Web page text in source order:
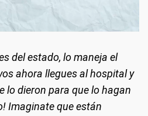
del estado, lo maneja el
ahora llegues al hospital y
lo dieron para que lo hagan
Imaginate que están